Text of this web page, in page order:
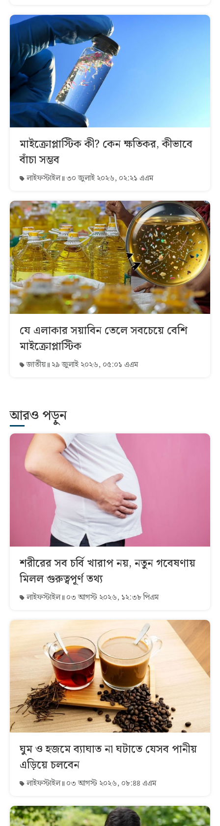
মাইক্রোপ্লাস্টিক কী? কেন ক্ষতিকর, কীভাবে
বাঁচা সম্ভব
লাইফস্টাইল ৩০ জুলাই ২০২৬, ০২:২১ এএম
যে এলাকার সয়াবিন তেলে সবচেয়ে বেশি
মাইক্রোপ্লাস্টিক
জাতীয় ২৯ জুলাই ২০২৬, ০৫:০১ এএম
আরও পড়ুন
শরীরের সব চর্বি খারাপ নয়, নতুন গবেষণায়
মিলল গুরুত্বপূর্ণ তথ্য
লাইফস্টাইল ০৩ আগস্ট ২০২৬, ১২:৩৮ পিএম
ঘুম ও হজমে ব্যাঘাত না ঘটাতে যেসব পানীয়
এড়িয়ে চলবেন
লাইফস্টাইল ০৩ আগস্ট ২০২৬, ০৮:৪৪ এএম